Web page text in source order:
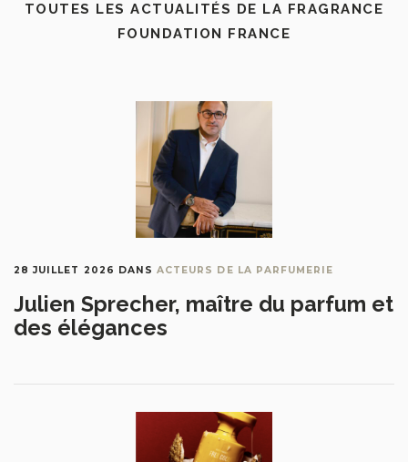
TOUTES LES ACTUALITÉS DE LA FRAGRANCE
FOUNDATION FRANCE
28 JUILLET 2026 DANSACTEURS DE LA PARFUMERIE
Julien Sprecher, maître du parfum et
des élégances